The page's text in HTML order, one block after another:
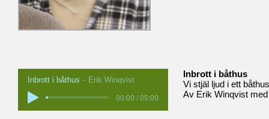
Inbrott i båthus Erik Winqvist
00:00 / 05:00
Inbrott i båthus
Vi stjäl ljud i ett
Av Erik Winqvist